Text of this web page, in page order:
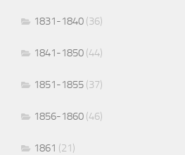
1831-1840 (36)
1841-1850 (44)
1851-1855 (37)
1856-1860 (46)
1861 (21)